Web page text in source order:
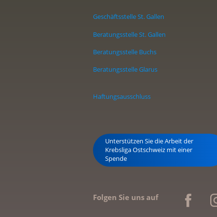
Geschäftsstelle St. Gallen
Beratungsstelle St. Gallen
Beratungsstelle Buchs
Beratungsstelle Glarus
Haftungsausschluss
Unterstützen Sie die Arbeit der
Krebsliga Ostschweiz mit einer
Spende
Folgen Sie uns auf